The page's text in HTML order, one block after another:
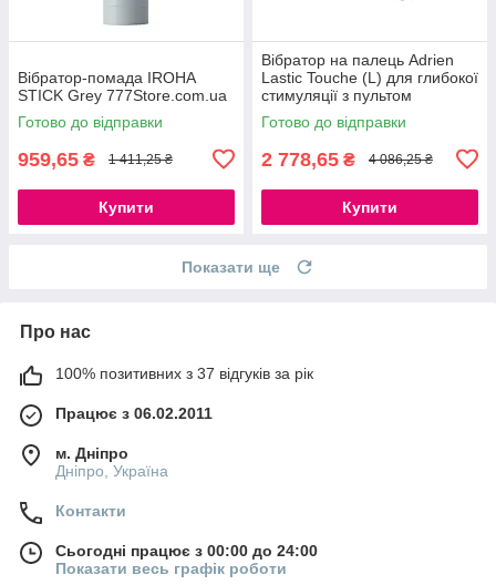
Вібратор-помада IROHA
STICK Grey 777Store.com.ua
Готово до відправки
959,65 ₴ 1 411,25 ₴
Купити
Вібратор на палець Adrien
Lastic Touche (L) для глибокої
стимуляції з пультом
управління на руці
777Store.com.ua
Готово до відправки
2 778,65 ₴ 4 086,25 ₴
Купити
Показати ще
Про нас
100% позитивних з 37 відгуків за рік
Працює з 06.02.2011
м. Дніпро
Дніпро, Україна
Контакти
Сьогодні працює з 00:00 до 24:00
Показати весь графік роботи